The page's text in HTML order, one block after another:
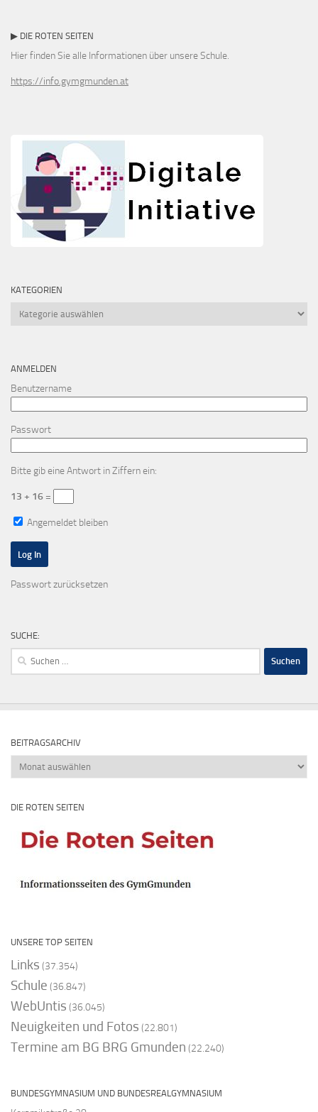
▶ DIE ROTEN SEITEN
Hier finden Sie alle Informationen über unsere Schule.
https://info.gymgmunden.at
KATEGORIEN
Kategorien
ANMELDEN
Benutzername
Passwort
Bitte gib eine Antwort in Ziffern ein:
13 + 16 =
Angemeldet bleiben
Passwort zurücksetzen
SUCHE:
Suchen
BEITRAGSARCHIV
Beitragsarchiv
DIE ROTEN SEITEN
UNSERE TOP SEITEN
Links (37.354)
Schule (36.847)
WebUntis (36.045)
Neuigkeiten und Fotos (22.801)
Termine am BG BRG Gmunden (22.240)
BUNDESGYMNASIUM UND BUNDESREALGYMNASIUM